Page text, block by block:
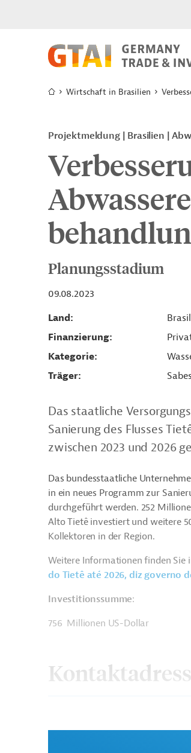
Wirtschaft in Brasilien
Projektmeldung Brasilien
Planungsstadium
09.08.2023
Land
Finanzierung
Kategorie
Träger
Das staatliche
Sanierung des Flusses
zwischen 2023 und 2026
Das bundesstaatliche
in ein neues Programm zur
durchgeführt werden. 252
Alto Tietê investiert und weitere
Kollektoren in der Region.
Weitere Informationen finden Sie
do Tietê até 2026, diz governo
Investitionssumme:
756 Millionen US-Dollar
Sabesp